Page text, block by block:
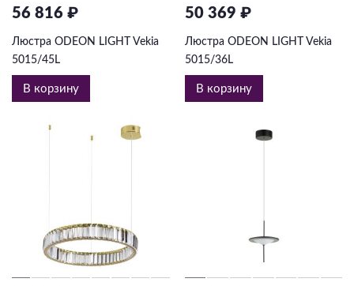
56 816 ₽
Люстра ODEON LIGHT Vekia
5015/45L
В корзину
50 369 ₽
Люстра ODEON LIGHT Vekia
5015/36L
В корзину